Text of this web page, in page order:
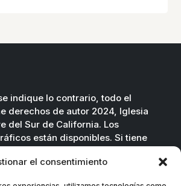
el consentimiento
indique lo contrario, todo el
derechos de autor 2024, Iglesia
del Sur de California. Los
están disponibles. Si tiene
correo electrónico.